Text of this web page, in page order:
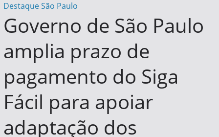
DestaqueSão Paulo
Governo de São Paulo
amplia prazo de
pagamento do Siga
Fácil para apoiar
adaptação dos